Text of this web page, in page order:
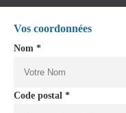
Vos coordonnées
Nom *
Code postal *